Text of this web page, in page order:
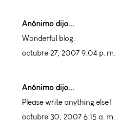
Anónimo dijo...
Wonderful blog.
octubre 27, 2007 9:04 p. m.
Anónimo dijo...
Please write anything else!
octubre 30, 2007 6:15 a. m.